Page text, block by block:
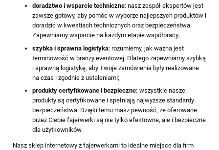
doradztwo i wsparcie techniczne: nasz zespół ekspertów jest
zawsze gotowy, aby pomóc w wyborze najlepszych produktów i
doradzić w kwestiach technicznych oraz bezpieczeństwa.
Zapewniamy wsparcie na każdym etapie współpracy;
szybka i sprawna logistyka: rozumiemy, jak ważna jest
terminowość w branży eventowej. Dlatego zapewniamy szybką
i sprawną logistykę, aby Twoje zamówienia były realizowane
na czas i zgodnie z ustaleniami;
produkty certyfikowane i bezpieczne: wszystkie nasze
produkty są certyfikowane i spełniają najwyższe standardy
bezpieczeństwa. Dzięki temu masz pewność, że oferowane
przez Ciebie fajerwerki są nie tylko efektowne, ale i bezpieczne
dla użytkowników.
Nasz sklep internetowy z fajerwerkami to idealne miejsce dla firm